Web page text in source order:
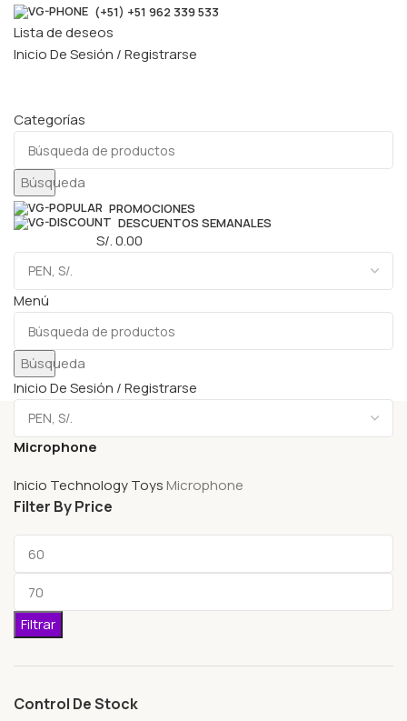
(+51) +51 962 339 533
Lista de deseos
Inicio De Sesión / Registrarse
Categorías
Búsqueda
PROMOCIONES
DESCUENTOS SEMANALES
S/.0.00
Menú
Búsqueda
Inicio De Sesión / Registrarse
Microphone
Inicio Technology Toys Microphone
Filter By Price
Filtrar
Control De Stock